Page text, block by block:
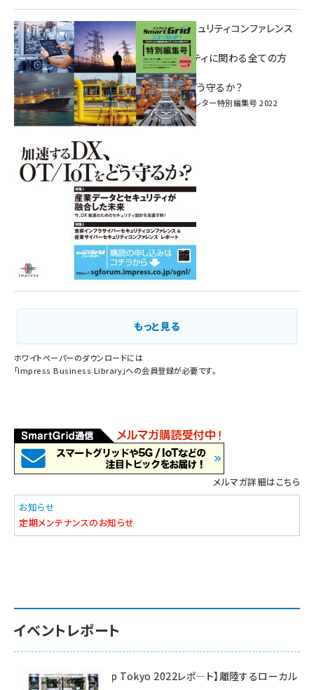
重要インフラサイバーセキュリティコンファレンス
特別電子版！
― 産業サイバーセキュリティに関わる全ての方
へ！ ―
加速するDX、OT/IoTをどう守るか？
インプレス SmartGridニューズレター特別編集号 2022
Vol.1
もっと見る
ホワイトペーパーのダウンロードには
「Impress Business Library」への会員登録が必要です。
メルマガ詳細はこちら
お知らせ
定期メンテナンスのお知らせ
イベントレポート
【Interop Tokyo 2022レポ—ト】離陸するローカル